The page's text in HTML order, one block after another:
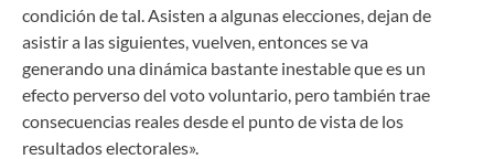
condición de tal. Asisten a algunas elecciones, dejan de
asistir a las siguientes, vuelven, entonces se va
generando una dinámica bastante inestable que es un
efecto perverso del voto voluntario, pero también trae
consecuencias reales desde el punto de vista de los
resultados electorales».